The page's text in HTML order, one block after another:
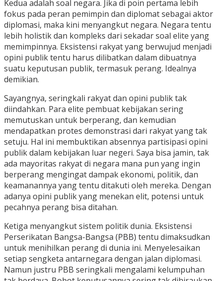
Kedua adalah soal negara. Jika di poin pertama lebih
fokus pada peran pemimpin dan diplomat sebagai aktor
diplomasi, maka kini menyangkut negara. Negara tentu
lebih holistik dan kompleks dari sekadar soal elite yang
memimpinnya. Eksistensi rakyat yang berwujud menjadi
opini publik tentu harus dilibatkan dalam dibuatnya
suatu keputusan publik, termasuk perang. Idealnya
demikian.
Sayangnya, seringkali rakyat dan opini publik tak
diindahkan. Para elite pembuat kebijakan sering
memutuskan untuk berperang, dan kemudian
mendapatkan protes demonstrasi dari rakyat yang tak
setuju. Hal ini membuktikan absennya partisipasi opini
publik dalam kebijakan luar negeri. Saya bisa jamin, tak
ada mayoritas rakyat di negara mana pun yang ingin
berperang mengingat dampak ekonomi, politik, dan
keamanannya yang tentu ditakuti oleh mereka. Dengan
adanya opini publik yang menekan elit, potensi untuk
pecahnya perang bisa ditahan.
Ketiga menyangkut sistem politik dunia. Eksistensi
Perserikatan Bangsa-Bangsa (PBB) tentu dimaksudkan
untuk menihilkan perang di dunia ini. Menyelesaikan
setiap sengketa antarnegara dengan jalan diplomasi.
Namun justru PBB seringkali mengalami kelumpuhan